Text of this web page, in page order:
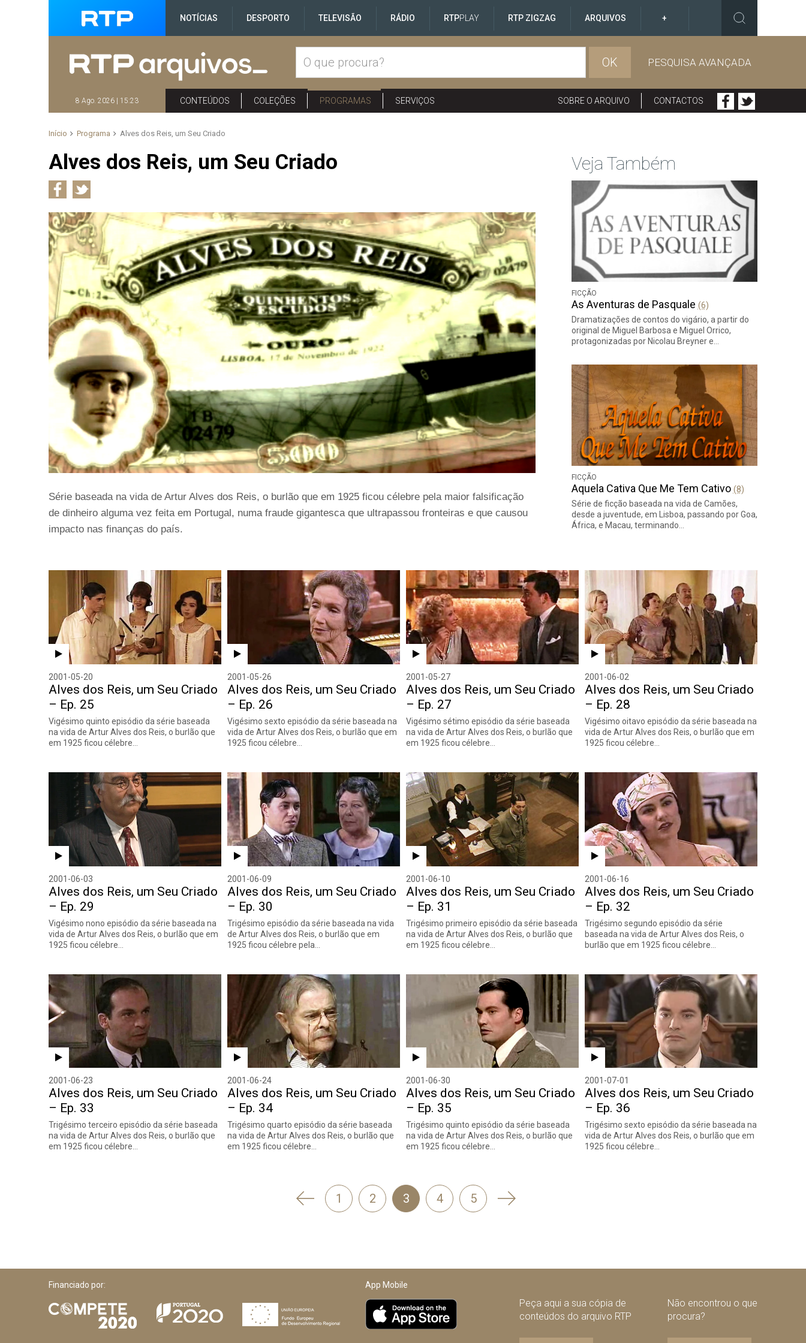
NOTÍCIAS DESPORTO TELEVISÃO RÁDIO RTPPLAY RTP ZIGZAG ARQUIVOS +
OK PESQUISA AVANÇADA
8 Ago. 2026 | 15:23 CONTEÚDOS COLEÇÕES PROGRAMAS SERVIÇOS SOBRE O ARQUIVO CONTACTOS
Início Programa Alves dos Reis, um Seu Criado
Alves dos Reis, um Seu Criado
Série baseada na vida de Artur Alves dos Reis, o burlão que em 1925 ficou célebre pela maior falsificação
de dinheiro alguma vez feita em Portugal, numa fraude gigantesca que ultrapassou fronteiras e que causou
impacto nas finanças do país.
2001-05-20
Alves dos Reis, um Seu Criado
– Ep. 25
Vigésimo quinto episódio da série baseada
na vida de Artur Alves dos Reis, o burlão que
em 1925 ficou célebre…
2001-05-26
Alves dos Reis, um Seu Criado
– Ep. 26
Vigésimo sexto episódio da série baseada na
vida de Artur Alves dos Reis, o burlão que em
1925 ficou célebre…
2001-05-27
Alves dos Reis, um Seu Criado
– Ep. 27
Vigésimo sétimo episódio da série baseada
na vida de Artur Alves dos Reis, o burlão que
em 1925 ficou célebre…
2001-06-02
Alves dos Reis, um Seu Criado
– Ep. 28
Vigésimo oitavo episódio da série baseada na
vida de Artur Alves dos Reis, o burlão que em
1925 ficou célebre…
2001-06-03
Alves dos Reis, um Seu Criado
– Ep. 29
Vigésimo nono episódio da série baseada na
vida de Artur Alves dos Reis, o burlão que em
1925 ficou célebre…
2001-06-09
Alves dos Reis, um Seu Criado
– Ep. 30
Trigésimo episódio da série baseada na vida
de Artur Alves dos Reis, o burlão que em
1925 ficou célebre pela…
2001-06-10
Alves dos Reis, um Seu Criado
– Ep. 31
Trigésimo primeiro episódio da série baseada
na vida de Artur Alves dos Reis, o burlão que
em 1925 ficou célebre…
2001-06-16
Alves dos Reis, um Seu Criado
– Ep. 32
Trigésimo segundo episódio da série
baseada na vida de Artur Alves dos Reis, o
burlão que em 1925 ficou célebre…
2001-06-23
Alves dos Reis, um Seu Criado
– Ep. 33
Trigésimo terceiro episódio da série baseada
na vida de Artur Alves dos Reis, o burlão que
em 1925 ficou célebre…
2001-06-24
Alves dos Reis, um Seu Criado
– Ep. 34
Trigésimo quarto episódio da série baseada
na vida de Artur Alves dos Reis, o burlão que
em 1925 ficou célebre…
2001-06-30
Alves dos Reis, um Seu Criado
– Ep. 35
Trigésimo quinto episódio da série baseada
na vida de Artur Alves dos Reis, o burlão que
em 1925 ficou célebre…
2001-07-01
Alves dos Reis, um Seu Criado
– Ep. 36
Trigésimo sexto episódio da série baseada na
vida de Artur Alves dos Reis, o burlão que em
1925 ficou célebre…
'
1 2 3 4 5 Seguinte
Veja Também
FICÇÃO
As Aventuras de Pasquale (6)
Dramatizações de contos do vigário, a partir do
original de Miguel Barbosa e Miguel Orrico,
protagonizadas por Nicolau Breyner e…
FICÇÃO
Aquela Cativa Que Me Tem Cativo (8)
Série de ficção baseada na vida de Camões,
desde a juventude, em Lisboa, passando por Goa,
África, e Macau, terminando…
Financiado por: App Mobile
Peça aqui a sua cópia de
conteúdos do arquivo RTP
Não encontrou o que
procura?